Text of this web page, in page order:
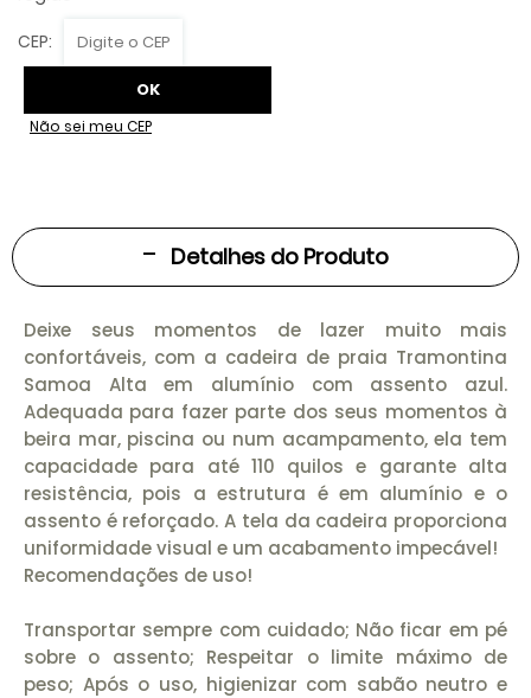
Não sei meu CEP
Detalhes do Produto
Deixe seus momentos de lazer muito mais
confortáveis, com a cadeira de praia Tramontina
Samoa Alta em alumínio com assento azul.
Adequada para fazer parte dos seus momentos à
beira mar, piscina ou num acampamento, ela tem
capacidade para até 110 quilos e garante alta
resistência, pois a estrutura é em alumínio e o
assento é reforçado. A tela da cadeira proporciona
uniformidade visual e um acabamento impecável!
Recomendações de uso!
Transportar sempre com cuidado; Não ficar em pé
sobre o assento; Respeitar o limite máximo de
peso; Após o uso, higienizar com sabão neutro e